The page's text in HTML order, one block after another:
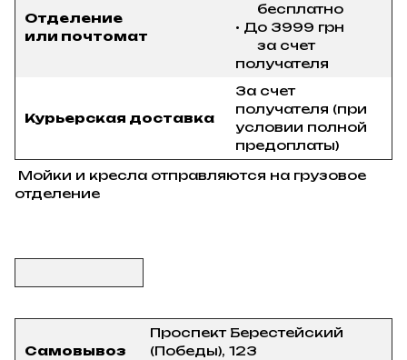
Отделение
или почтомат
бесплатно
• До 3999 грн
за счет
получателя
Курьерская доставка
За счет
получателя (при
условии полной
предоплаты)
Мойки и кресла отправляются на грузовое
отделение
Самовывоз
Проспект Берестейский
(Победы), 123